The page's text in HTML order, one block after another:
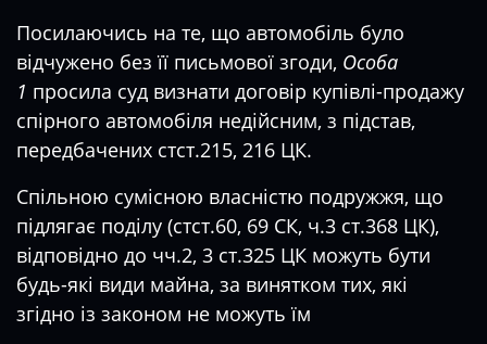
Посилаючись на те, що автомобіль було
відчужено без її письмової згоди, Особа
1 просила суд визнати договір купівлі-продажу
спірного автомобіля недійсним, з підстав,
передбачених стст.215, 216 ЦК.
Спільною сумісною власністю подружжя, що
підлягає поділу (стст.60, 69 СК, ч.3 ст.368 ЦК),
відповідно до чч.2, 3 ст.325 ЦК можуть бути
будь-які види майна, за винятком тих, які
згідно із законом не можуть їм